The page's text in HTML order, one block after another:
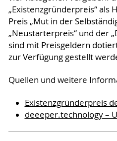
„Existenzgründerpreis“ als
Preis „Mut in der
„Neustarterpreis“ und der
sind mit Preisgeldern
zur Verfügung gestellt
Quellen und weitere
Existenzgründerpreis
deeeper.technology –